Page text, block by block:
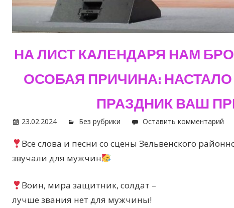
НА ЛИСТ КАЛЕНДАРЯ НАМ
ОСОБАЯ ПРИЧИНА: НАСТАЛО
ПРАЗДНИК ВАШ
23.02.2024 Без рубрики Оставить комментарий
Все слова и песни со сцены Зельвенского
звучали для мужчин
Воин, мира защитник, солдат –
лучше звания нет для мужчины!